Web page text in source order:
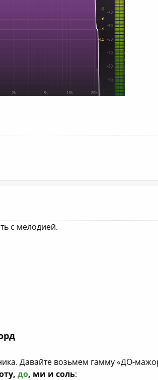
с мелодией.
Давайте возьмем гамму «ДО-
до, ми и соль: